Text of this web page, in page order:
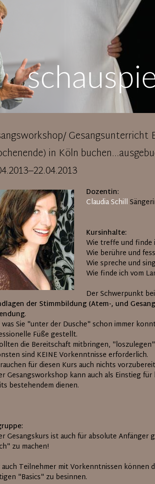
Gesangsunterricht
in Köln
Dozentin:
Claudia Schill
Kursinhalte:
Wie treffe und finde
Wie berühre und
Wie spreche und
Wie finde ich vom
Der Schwerpunkt
der Stimmbildung (Atem-, und
.
Sie "unter der Dusche" schon immer
Füße gestellt.
die Bereitschaft mitbringen,
sind KEINE Vorkenntnisse erforderlich.
für diesen Kurs auch nichts
Gesangsworkshop kann auch als Einstieg
bestehendem dienen.
Gesangskurs ist auch für absolute
zu machen!
Teilnehmer mit Vorkenntnissen können
"Basics" zu besinnen.